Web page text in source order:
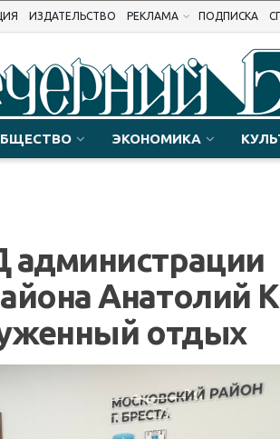
ИЗДАТЕЛЬСТВО РЕКЛАМА ПОДПИСКА
ЭКОНОМИКА
администрации
Анатолий
отдых